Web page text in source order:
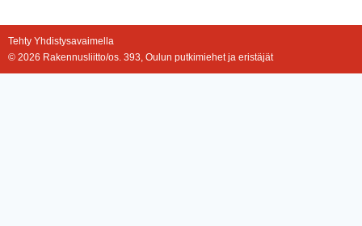
Tehty Yhdistysavaimella
© 2026 Rakennusliitto/os. 393, Oulun putkimiehet ja eristäjät